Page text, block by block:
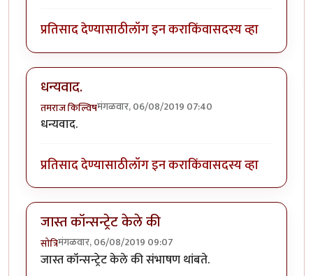
प्रतिसाद देण्यासाठीलॉग इन कराकिंवासदस्य व्हा
धन्यवाद.
तमराज किल्विषमंगळवार, 06/08/2019 07:40
धन्यवाद.
प्रतिसाद देण्यासाठीलॉग इन कराकिंवासदस्य व्हा
जास्त कॉन्सन्ट्रेट केले की
सोत्रिमंगळवार, 06/08/2019 09:07
जास्त कॉन्सन्ट्रेट केले की संभाषण थांबते.